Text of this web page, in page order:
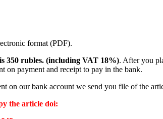
format (PDF).
350 rubles. (including VAT 18%). After you
on payment and receipt to pay in the bank.
on our bank account we send you file of the
the article doi: